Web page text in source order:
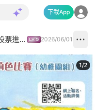
下載App
「我的Chill賞假期」填色比賽投票進行中✅ 2026/06/01
1/2